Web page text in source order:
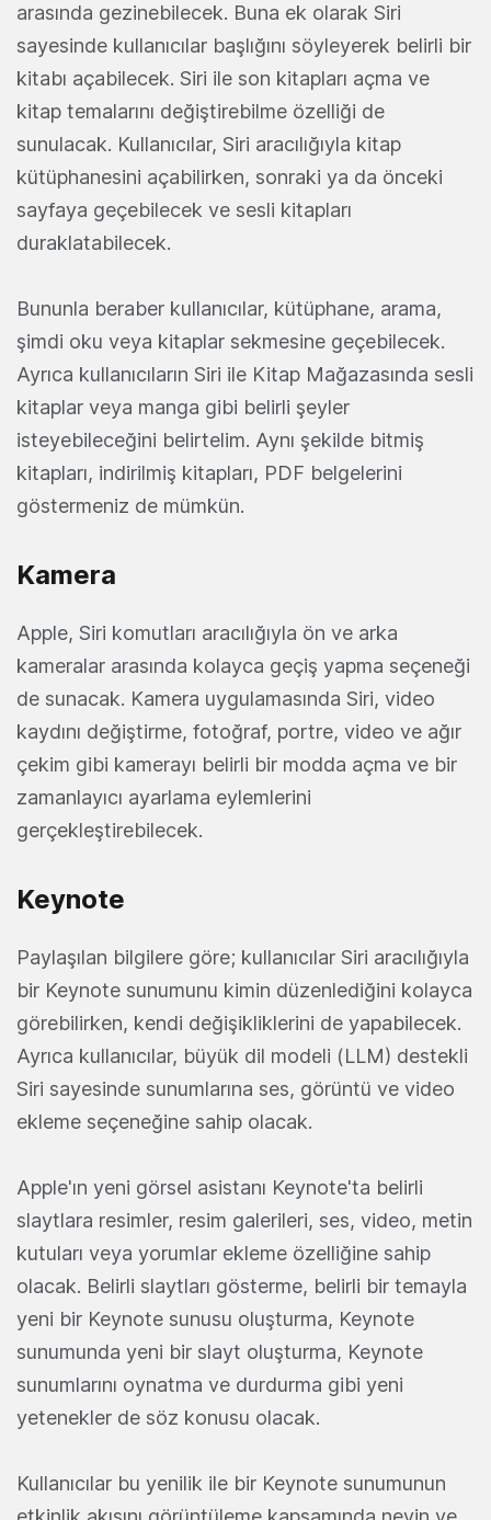
arasında gezinebilecek. Buna ek olarak Siri
sayesinde kullanıcılar başlığını söyleyerek belirli bir
kitabı açabilecek. Siri ile son kitapları açma ve
kitap temalarını değiştirebilme özelliği de
sunulacak. Kullanıcılar, Siri aracılığıyla kitap
kütüphanesini açabilirken, sonraki ya da önceki
sayfaya geçebilecek ve sesli kitapları
duraklatabilecek.
Bununla beraber kullanıcılar, kütüphane, arama,
şimdi oku veya kitaplar sekmesine geçebilecek.
Ayrıca kullanıcıların Siri ile Kitap Mağazasında sesli
kitaplar veya manga gibi belirli şeyler
isteyebileceğini belirtelim. Aynı şekilde bitmiş
kitapları, indirilmiş kitapları, PDF belgelerini
göstermeniz de mümkün.
Kamera
Apple, Siri komutları aracılığıyla ön ve arka
kameralar arasında kolayca geçiş yapma seçeneği
de sunacak. Kamera uygulamasında Siri, video
kaydını değiştirme, fotoğraf, portre, video ve ağır
çekim gibi kamerayı belirli bir modda açma ve bir
zamanlayıcı ayarlama eylemlerini
gerçekleştirebilecek.
Keynote
Paylaşılan bilgilere göre; kullanıcılar Siri aracılığıyla
bir Keynote sunumunu kimin düzenlediğini kolayca
görebilirken, kendi değişikliklerini de yapabilecek.
Ayrıca kullanıcılar, büyük dil modeli (LLM) destekli
Siri sayesinde sunumlarına ses, görüntü ve video
ekleme seçeneğine sahip olacak.
Apple'ın yeni görsel asistanı Keynote'ta belirli
slaytlara resimler, resim galerileri, ses, video, metin
kutuları veya yorumlar ekleme özelliğine sahip
olacak. Belirli slaytları gösterme, belirli bir temayla
yeni bir Keynote sunusu oluşturma, Keynote
sunumunda yeni bir slayt oluşturma, Keynote
sunumlarını oynatma ve durdurma gibi yeni
yetenekler de söz konusu olacak.
Kullanıcılar bu yenilik ile bir Keynote sunumunun